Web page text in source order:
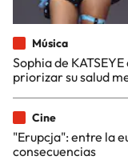
Música
Sophia de
priorizar su salud
Cine
"Erupcja": entre la
consecuencias